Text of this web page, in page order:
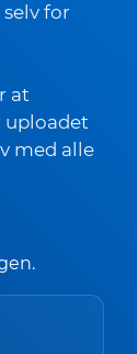
for
at
uploadet
med alle